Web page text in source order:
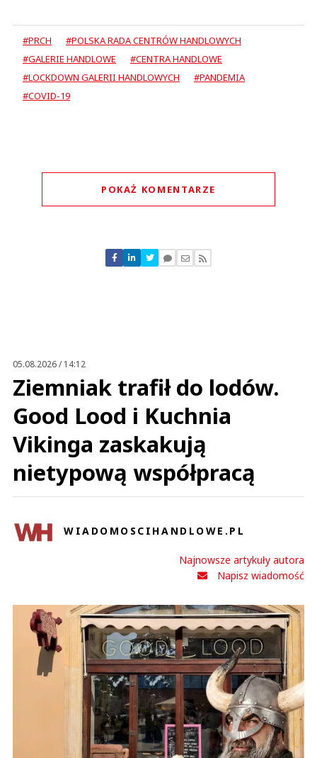
#PRCH
#POLSKA RADA CENTRÓW HANDLOWYCH
#GALERIE HANDLOWE
#CENTRA HANDLOWE
#LOCKDOWN GALERII HANDLOWYCH
#PANDEMIA
#COVID-19
POKAŻ KOMENTARZE
Nie znaleziono komentarzy
Zostaw swoje komentarze
05.08.2026 / 14:12
Ziemniak trafił do lodów.
Good Lood i Kuchnia
Vikinga zaskakują
nietypową współpracą
WIADOMOSCIHANDLOWE.PL
Najnowsze artykuły autora
Napisz wiadomość